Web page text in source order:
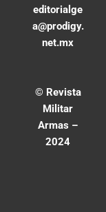
editorialge
a@prodigy.
net.mx
© Revista
Militar
Armas –
2024